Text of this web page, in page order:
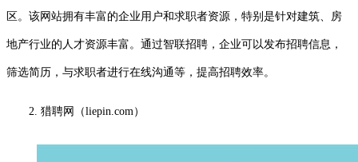
区。该网站拥有丰富的企业用户和求职者资源，特别是针对建筑、房
地产行业的人才资源丰富。通过智联招聘，企业可以发布招聘信息，
筛选简历，与求职者进行在线沟通等，提高招聘效率。
2. 猎聘网（liepin.com）